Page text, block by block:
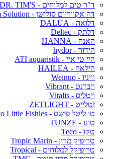
ד"ר טים למלוחים - DR. TIM'S
דה אקווריום סולושן - The Aquarium Solution
דלואה - DALUA
דלתק - Deltec
האנה - HANNA
הידור - hydor
היי טי איי - ATI aquaristik
הילאה - HAILEA
וויניו - Weinuo
ויברנט - Vibrant
ויטליס - Vitalis
זטלייט - ZETLIGHT
טו ליטל פישס - Two Little Fishies
טונז - TUNZE
טקו - Teco
טרופיק מרין - Tropic Marin
טרופיקל למלוחים - Tropical